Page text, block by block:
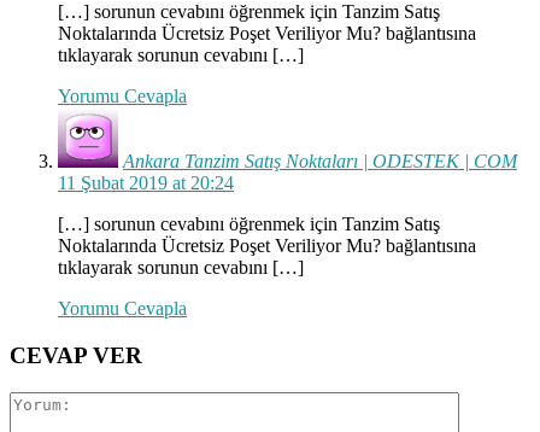
[…] sorunun cevabını öğrenmek için Tanzim Satış
Noktalarında Ücretsiz Poşet Veriliyor Mu? bağlantısına
tıklayarak sorunun cevabını […]
Yorumu Cevapla
Ankara Tanzim Satış Noktaları | ODESTEK | COM
11 Şubat 2019 at 20:24
[…] sorunun cevabını öğrenmek için Tanzim Satış
Noktalarında Ücretsiz Poşet Veriliyor Mu? bağlantısına
tıklayarak sorunun cevabını […]
Yorumu Cevapla
CEVAP VER